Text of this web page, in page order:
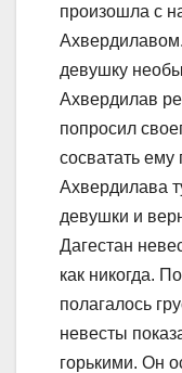
произошла с
девушку
Ахвердилав
попросил
сосватать ему
Ахвердилава
девушки и
Дагестан
как никогда.
полагалось
невесты
горькими. Он